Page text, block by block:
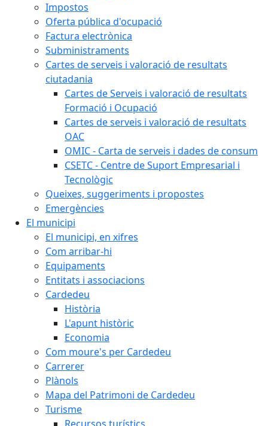
Impostos
Oferta pública d'ocupació
Factura electrònica
Subministraments
Cartes de serveis i valoració de resultats
ciutadania
Cartes de Serveis i valoració de resultats
Formació i Ocupació
Cartes de serveis i valoració de resultats
OAC
OMIC - Carta de serveis i dades de consum
CSETC - Centre de Suport Empresarial i
Tecnològic
Queixes, suggeriments i propostes
Emergències
El municipi
El municipi, en xifres
Com arribar-hi
Equipaments
Entitats i associacions
Cardedeu
Història
L'apunt històric
Economia
Com moure's per Cardedeu
Carrerer
Plànols
Mapa del Patrimoni de Cardedeu
Turisme